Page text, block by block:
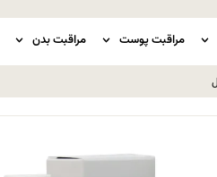
مراقبت پوست مراقبت بدن